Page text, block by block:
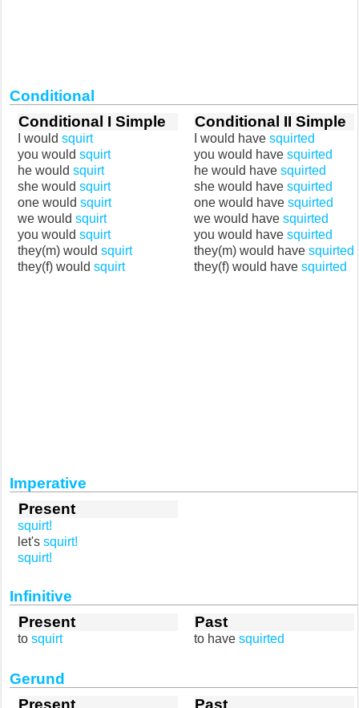
Conditional
Conditional I Simple
I would squirt
you would squirt
he would squirt
she would squirt
one would squirt
we would squirt
you would squirt
they(m) would squirt
they(f) would squirt
Conditional II Simple
I would have squirted
you would have squirted
he would have squirted
she would have squirted
one would have squirted
we would have squirted
you would have squirted
they(m) would have squirted
they(f) would have squirted
Imperative
Present
squirt!
let's squirt!
squirt!
Infinitive
Present
to squirt
Past
to have squirted
Gerund
Present
Past